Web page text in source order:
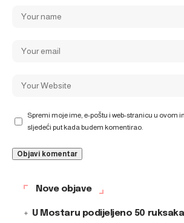
Spremi moje ime, e-poštu i web-stranicu u ovom
sljedeći put kada budem komentirao.
Nove objave
U Mostaru podijeljeno 50